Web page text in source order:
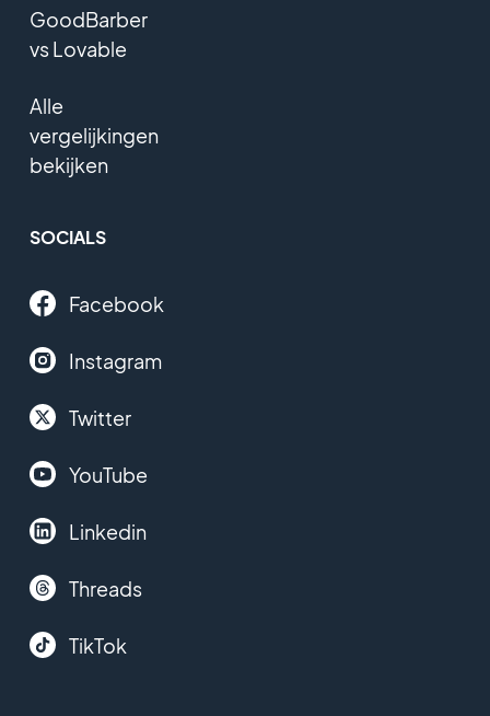
GoodBarber
vs Lovable
Alle
vergelijkingen
bekijken
SOCIALS
Facebook
Instagram
Twitter
YouTube
Linkedin
Threads
TikTok